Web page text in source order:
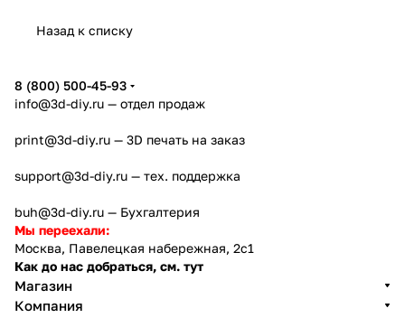
4
Creator
Назад к списку
8 (800) 500-45-93
info@3d-diy.ru — отдел продаж
print@3d-diy.ru — 3D печать на заказ
support@3d-diy.ru — тех. поддержка
buh@3d-diy.ru — Бухгалтерия
Мы переехали:
Москва, Павелецкая набережная, 2с1
Как до нас добраться, см. тут
Магазин
Компания